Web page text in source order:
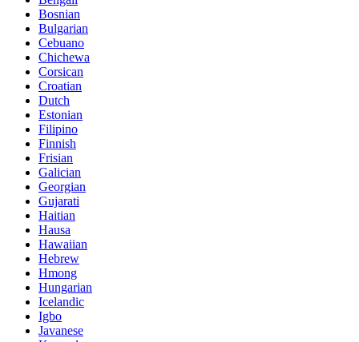
Bosnian
Bulgarian
Cebuano
Chichewa
Corsican
Croatian
Dutch
Estonian
Filipino
Finnish
Frisian
Galician
Georgian
Gujarati
Haitian
Hausa
Hawaiian
Hebrew
Hmong
Hungarian
Icelandic
Igbo
Javanese